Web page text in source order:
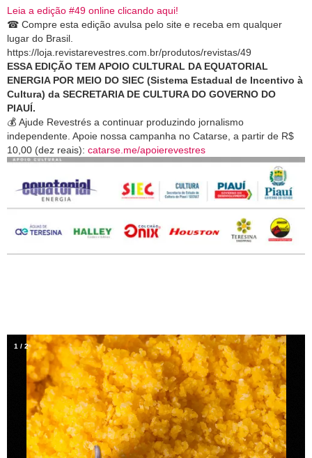
Leia a edição #49 online clicando aqui!
☎ Compre esta edição avulsa pelo site e receba em qualquer
lugar do Brasil.
https://loja.revistarevestres.com.br/produtos/revistas/49
ESSA EDIÇÃO TEM APOIO CULTURAL DA EQUATORIAL
ENERGIA POR MEIO DO SIEC (Sistema Estadual de Incentivo à
Cultura) da SECRETARIA DE CULTURA DO GOVERNO DO
PIAUÍ.
💰 Ajude Revestrés a continuar produzindo jornalismo
independente. Apoie nossa campanha no Catarse, a partir de R$
10,00 (dez reais): catarse.me/apoierevestres
1 / 2